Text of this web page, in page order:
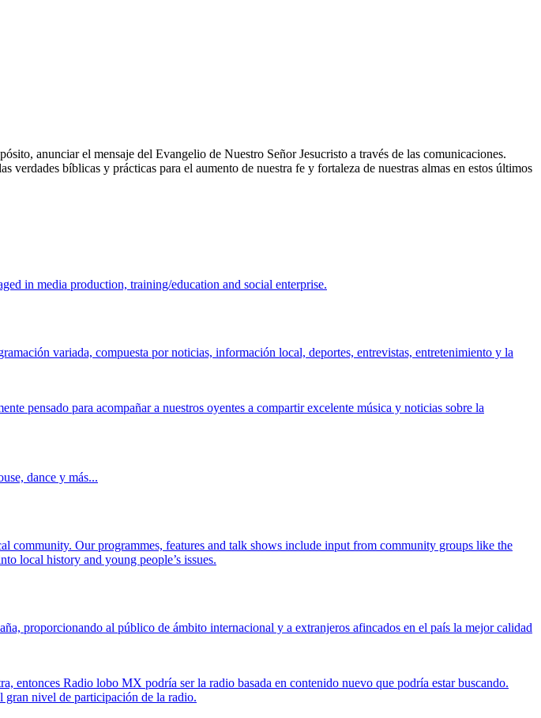
anunciar el mensaje del Evangelio de Nuestro Señor Jesucristo a través de las comunicaciones.
bíblicas y prácticas para el aumento de nuestra fe y fortaleza de nuestras almas en estos últimos
in media production, training/education and social enterprise.
variada, compuesta por noticias, información local, deportes, entrevistas, entretenimiento y la
pensado para acompañar a nuestros oyentes a compartir excelente música y noticias sobre la
dance y más...
Our programmes, features and talk shows include input from community groups like the
local history and young people’s issues.
proporcionando al público de ámbito internacional y a extranjeros afincados en el país la mejor calidad
entonces Radio lobo MX podría ser la radio basada en contenido nuevo que podría estar buscando.
gran nivel de participación de la radio.